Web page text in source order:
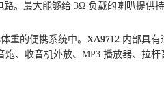
。最大能够给 3Ω 负载的喇叭提供
重的便携系统中。 XA9712 内部具有
、收音机外放、MP3 播放器、拉杆